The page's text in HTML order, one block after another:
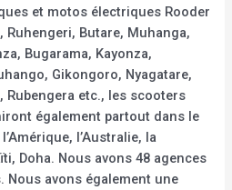
et motos électriques Rooder
Butare, Muhanga,
Bugarama, Kayonza,
Gikongoro, Nyagatare,
Rubengera etc., les scooters
également partout dans le
l’Australie, la
Doha. Nous avons 48 agences
Nous avons également une